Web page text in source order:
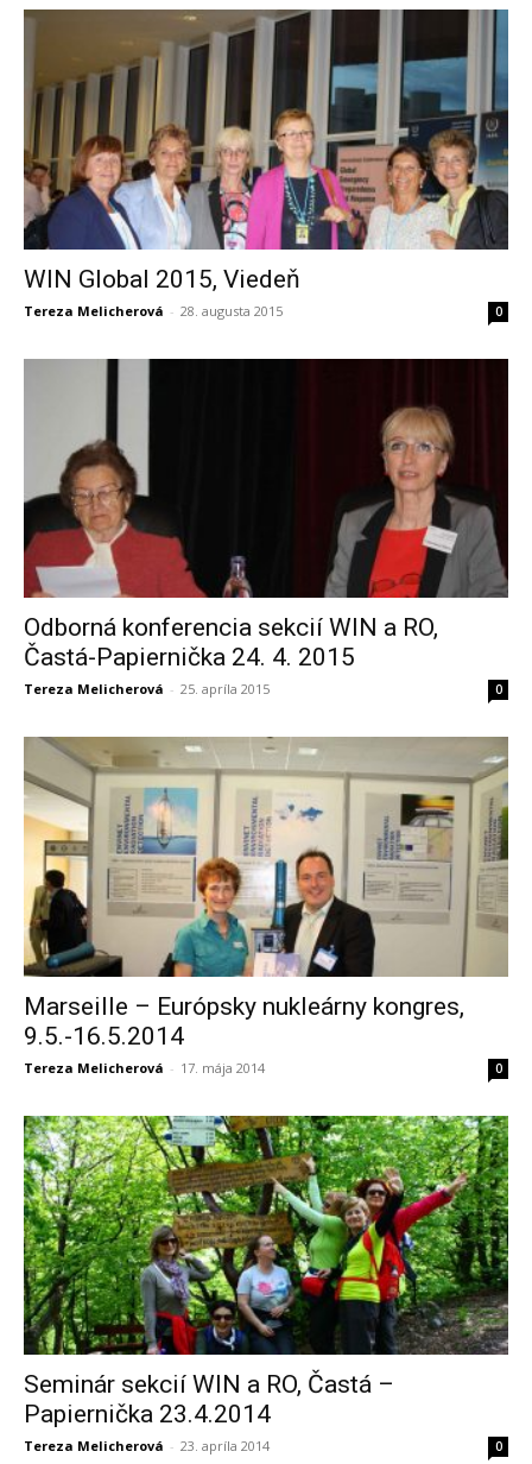
WIN Global 2015, Viedeň
Tereza Melicherová - 28. augusta 2015 0
Odborná konferencia sekcií WIN a RO,
Častá-Papiernička 24. 4. 2015
Tereza Melicherová - 25. apríla 2015 0
Marseille – Európsky nukleárny kongres,
9.5.-16.5.2014
Tereza Melicherová - 17. mája 2014 0
Seminár sekcií WIN a RO, Častá –
Papiernička 23.4.2014
Tereza Melicherová - 23. apríla 2014 0